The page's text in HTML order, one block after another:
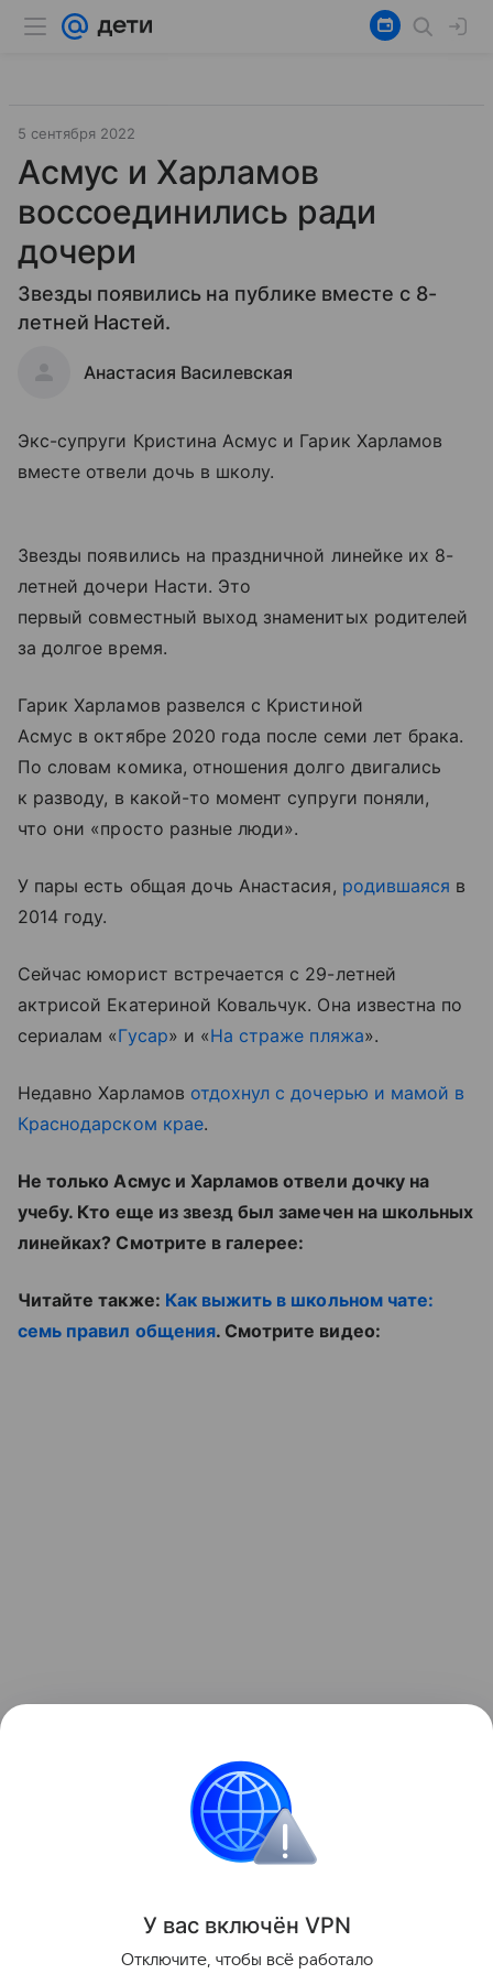
5 сентября 2022
Асмус и Харламов
воссоединились ради
дочери
Звезды появились на публике вместе с 8-
летней Настей.
Анастасия Василевская
Экс-супруги Кристина Асмус и Гарик Харламов
вместе отвели дочь в школу.
Звезды появились на праздничной линейке их 8-
летней дочери Насти. Это
первый совместный выход знаменитых родителей
за долгое время.
Гарик Харламов развелся с Кристиной
Асмус в октябре 2020 года после семи лет брака.
По словам комика, отношения долго двигались
к разводу, в какой-то момент супруги поняли,
что они «просто разные люди».
У пары есть общая дочь Анастасия, родившаяся в
2014 году.
Сейчас юморист встречается с 29-летней
актрисой Екатериной Ковальчук. Она известна по
сериалам «Гусар» и «На страже пляжа».
Недавно Харламов отдохнул с дочерью и мамой в
Краснодарском крае.
Не только Асмус и Харламов отвели дочку на
учебу. Кто еще из звезд был замечен на школьных
линейках? Смотрите в галерее:
Читайте также: Как выжить в школьном чате:
семь правил общения. Смотрите видео:
Контент недоступен
Поделиться
У вас включён VPN
Отключите, чтобы всё работало